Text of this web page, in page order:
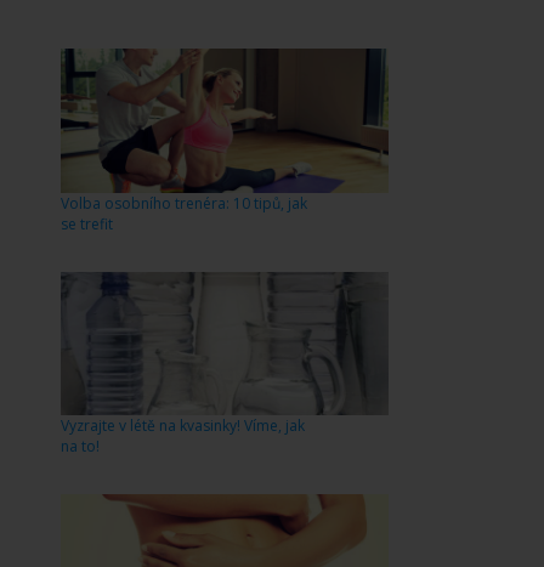
Volba osobního trenéra: 10 tipů, jak
se trefit
Vyzrajte v létě na kvasinky! Víme, jak
na to!